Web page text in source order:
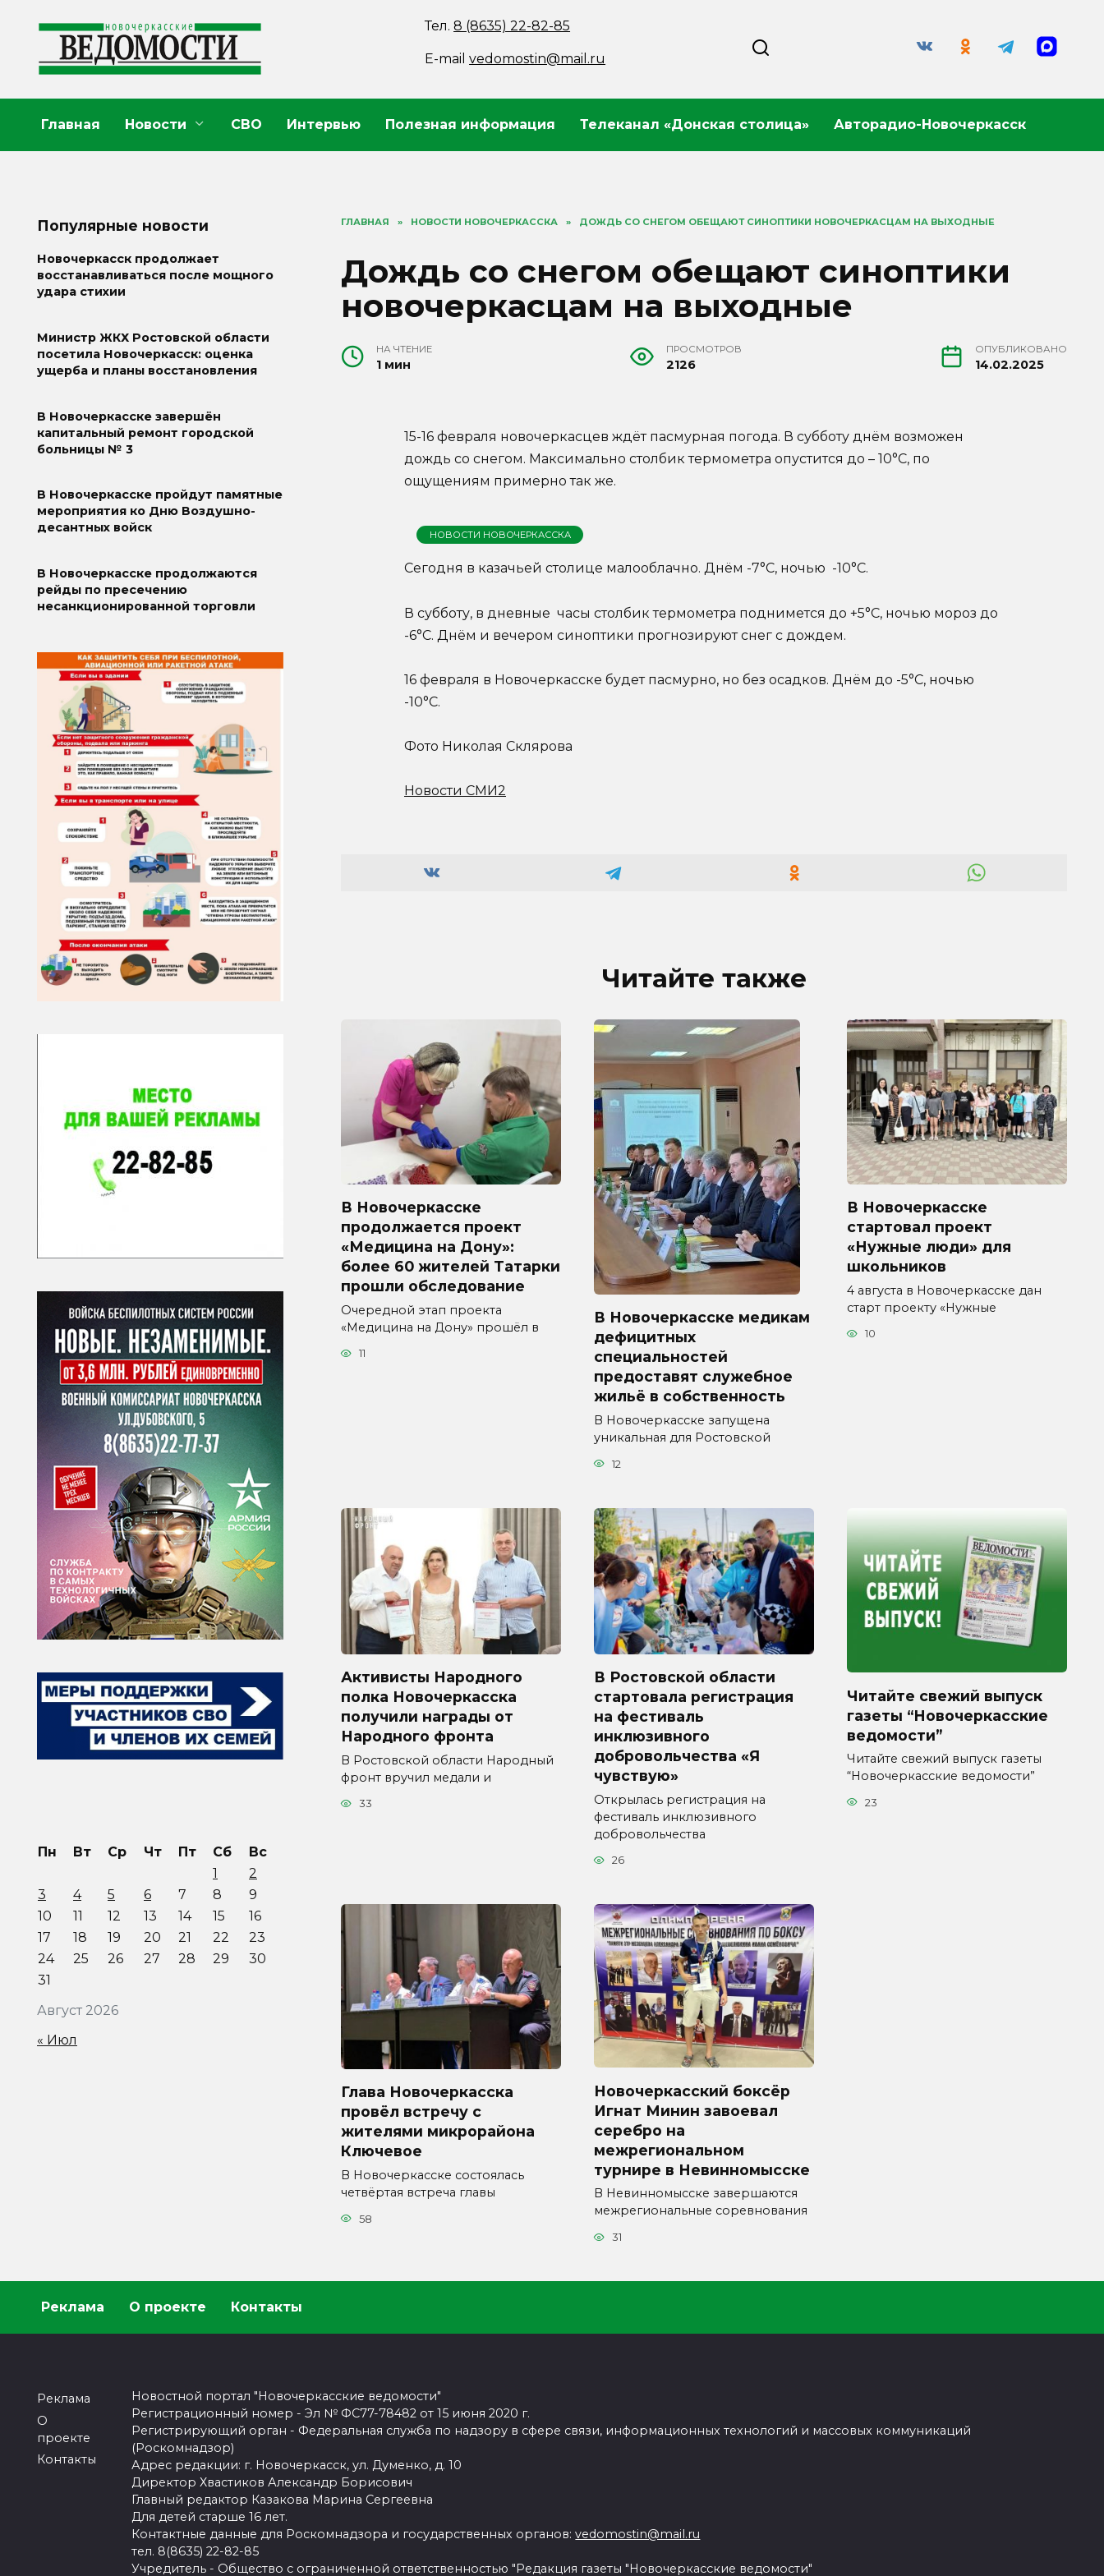
содержанию
Тел.8 (8635) 22-82-85
E-mailvedomostin@mail.ru
Главная Новости СВО Интервью Полезная информация Телеканал «Донская столица» Авторадио-Новочеркасск
ГЛАВНАЯ » НОВОСТИ НОВОЧЕРКАССКА » ДОЖДЬ СО СНЕГОМ ОБЕЩАЮТ СИНОПТИКИ НОВОЧЕРКАСЦАМ НА ВЫХОДНЫЕ
Дождь со снегом обещают синоптики
новочеркасцам на выходные
НА ЧТЕНИЕ
1 мин
ПРОСМОТРОВ
2126
ОПУБЛИКОВАНО
14.02.2025
15-16 февраля новочеркасцев ждёт пасмурная погода. В субботу днём возможен
дождь со снегом. Максимально столбик термометра опустится до – 10°С, по
ощущениям примерно так же.
НОВОСТИ НОВОЧЕРКАССКА
Сегодня в казачьей столице малооблачно. Днём -7°С, ночью -10°С.
В субботу, в дневные часы столбик термометра поднимется до +5°С, ночью мороз до
-6°С. Днём и вечером синоптики прогнозируют снег с дождем.
16 февраля в Новочеркасске будет пасмурно, но без осадков. Днём до -5°С, ночью
-10°С.
Фото Николая Склярова
Новости СМИ2
Читайте также
В Новочеркасске
продолжается проект
«Медицина на Дону»:
более 60 жителей Татарки
прошли обследование
Очередной этап проекта
«Медицина на Дону» прошёл в
11
В Новочеркасске медикам
дефицитных
специальностей
предоставят служебное
жильё в собственность
В Новочеркасске запущена
уникальная для Ростовской
12
В Новочеркасске
стартовал проект
«Нужные люди» для
школьников
4 августа в Новочеркасске дан
старт проекту «Нужные
10
Активисты Народного
полка Новочеркасска
получили награды от
Народного фронта
В Ростовской области Народный
фронт вручил медали и
33
В Ростовской области
стартовала регистрация
на фестиваль
инклюзивного
добровольчества «Я
чувствую»
Открылась регистрация на
фестиваль инклюзивного
добровольчества
26
Читайте свежий выпуск
газеты “Новочеркасские
ведомости”
Читайте свежий выпуск газеты
“Новочеркасские ведомости”
23
Глава Новочеркасска
провёл встречу с
жителями микрорайона
Ключевое
В Новочеркасске состоялась
четвёртая встреча главы
58
Новочеркасский боксёр
Игнат Минин завоевал
серебро на
межрегиональном
турнире в Невинномысске
В Невинномысске завершаются
межрегиональные соревнования
31
Популярные новости
Новочеркасск продолжает
восстанавливаться после мощного
удара стихии
Министр ЖКХ Ростовской области
посетила Новочеркасск: оценка
ущерба и планы восстановления
В Новочеркасске завершён
капитальный ремонт городской
больницы № 3
В Новочеркасске пройдут памятные
мероприятия ко Дню Воздушно-
десантных войск
В Новочеркасске продолжаются
рейды по пресечению
несанкционированной торговли
Август 2026
Пн Вт Ср Чт Пт Сб
Вс
1
2
3
4 5 6 7 8
9
10
11 12 13 14 15
16
17
18 19 20 21 22
23
24
25 26 27 28 29
30
31
« Июл
Реклама О проекте Контакты
Реклама
О
проекте
Контакты
Новостной портал "Новочеркасские ведомости"
Регистрационный номер - Эл № ФС77-78482 от 15 июня 2020 г.
Регистрирующий орган - Федеральная служба по надзору в сфере связи, информационных технологий и массовых коммуникаций
(Роскомнадзор)
Адрес редакции: г. Новочеркасск, ул. Думенко, д. 10
Директор Хвастиков Александр Борисович
Главный редактор Казакова Марина Сергеевна
Для детей старше 16 лет.
Контактные данные для Роскомнадзора и государственных органов:vedomostin@mail.ru
тел. 8(8635) 22-82-85
Учредитель - Общество с ограниченной ответственностью "Редакция газеты "Новочеркасские ведомости"